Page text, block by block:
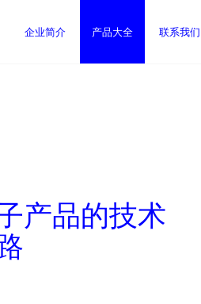
企业简介 产品大全 联系我们
产品的技术